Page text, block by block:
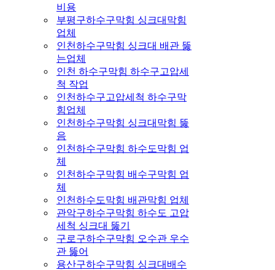
비용
부평구하수구막힘 싱크대막힘
업체
인천하수구막힘 싱크대 배관 뚫
는업체
인천 하수구막힘 하수구고압세
척 작업
인천하수구고압세척 하수구막
힘업체
인천하수구막힘 싱크대막힘 뚫
음
인천하수구막힘 하수도막힘 업
체
인천하수구막힘 배수구막힘 업
체
인천하수도막힘 배관막힘 업체
관악구하수구막힘 하수도 고압
세척 싱크대 뚫기
구로구하수구막힘 오수관 우수
관 뚫어
용산구하수구막힘 싱크대배수